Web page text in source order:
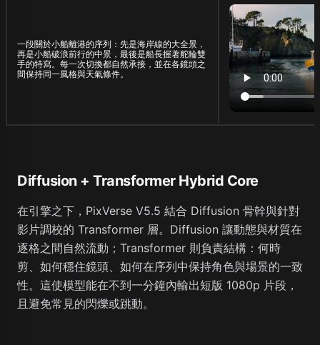
一段關於小船離港的序列：先是海岸線的大全景，
再是小船破浪前行的中景，最後是船長握著舵輪雙
手的特寫。每一次切換都自然承接，並在各鏡頭之
間保持同一風格與天氣條件。
Diffusion + Transformer Hybrid Core
在引擎之下，PixVerse V5.5 結合 Diffusion 骨幹與針對
影片調校的 Transformer 層。Diffusion 讓動態與材質在
逐格之間自然流動；Transformer 則負責結構：何時
剪、如何穩住鏡頭、如何在序列中保持角色與場景的一致
性。這使模型能在不到一分鐘內輸出短版 1080p 片段，
且避免常見的閃爍或跳動。